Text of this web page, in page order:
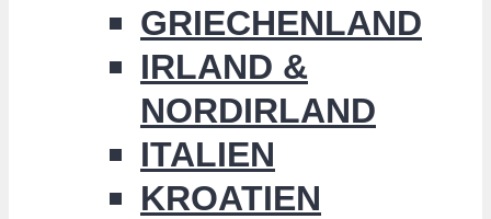
GRIECHENLAND
IRLAND &
NORDIRLAND
ITALIEN
KROATIEN